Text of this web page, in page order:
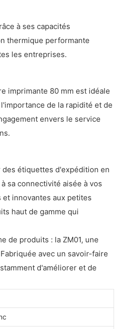
à ses capacités
thermique performante
les entreprises.
imprimante 80 mm est idéale
de la rapidité et de
envers le service
étiquettes d'expédition en
sa connectivité aisée à vos
innovantes aux petites
haut de gamme qui
de produits : la ZM01, une
avec un savoir-faire
d'améliorer et de